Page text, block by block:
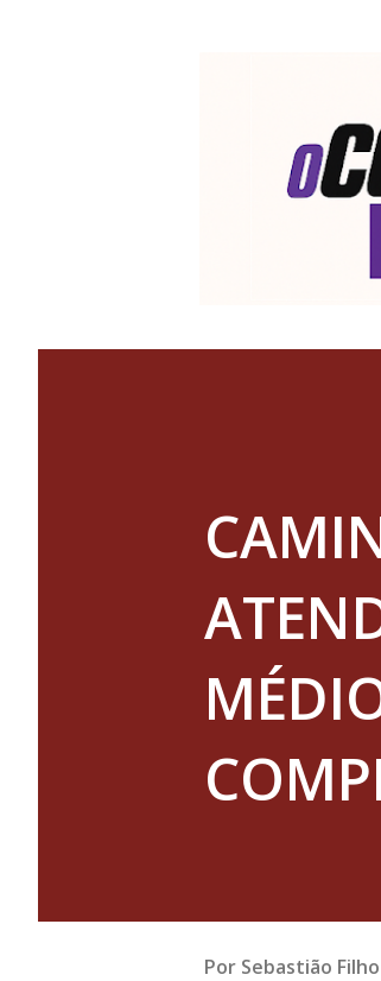
Por Sebastião Filho